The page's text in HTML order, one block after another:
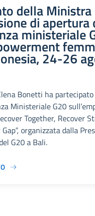
della
di apertura
ministeriale
24-26
Bonetti ha
Ministeriale G20
Together, Recover
Gap”, organizzata dalla
G20 a Bali.